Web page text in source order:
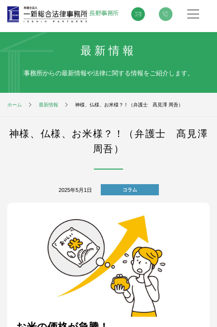
最新情報
事務所からの最新情報や法律に関する情報をご紹介します。
ホーム 最新情報 神様、仏様、お米様？！（弁護士 髙見澤 周吾）
神様、仏様、お米様？！（弁護士 髙見澤
周吾）
2025年5月1日 コラム